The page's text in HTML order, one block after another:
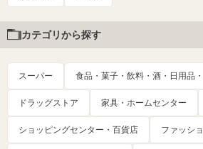
カテゴリから探す
スーパー 食品・菓子・飲料・酒・日用品
ドラッグストア 家具・ホームセンター
ショッピングセンター・百貨店 ファッシ